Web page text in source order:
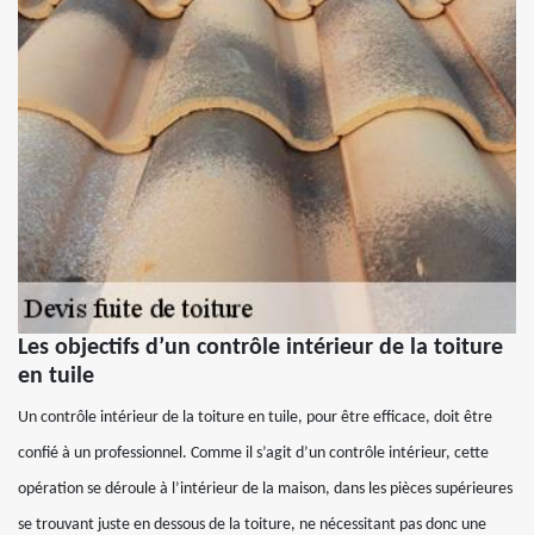
Les objectifs d’un contrôle intérieur de la toiture
en tuile
Un contrôle intérieur de la toiture en tuile, pour être efficace, doit être
confié à un professionnel. Comme il s’agit d’un contrôle intérieur, cette
opération se déroule à l’intérieur de la maison, dans les pièces supérieures
se trouvant juste en dessous de la toiture, ne nécessitant pas donc une